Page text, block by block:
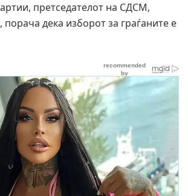
претседателот на СДСМ,
дека изборот за граѓаните е